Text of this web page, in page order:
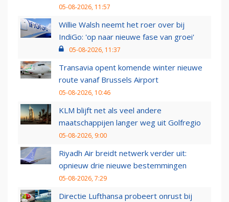
05-08-2026, 11:57
Willie Walsh neemt het roer over bij
IndiGo: 'op naar nieuwe fase van groei'
05-08-2026, 11:37
Transavia opent komende winter nieuwe
route vanaf Brussels Airport
05-08-2026, 10:46
KLM blijft net als veel andere
maatschappijen langer weg uit Golfregio
05-08-2026, 9:00
Riyadh Air breidt netwerk verder uit:
opnieuw drie nieuwe bestemmingen
05-08-2026, 7:29
Directie Lufthansa probeert onrust bij